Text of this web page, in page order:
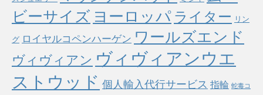
ビーサイズ ヨーロッパ ライター リン
グ ロイヤルコペンハーゲン ワールズエンド
ヴィヴィアン ヴィヴィアンウエ
ストウッド 個人輸入代行サービス 指輪 蛇毒コ